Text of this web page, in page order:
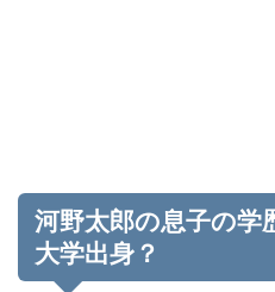
河野太郎の息子の学
大学出身？